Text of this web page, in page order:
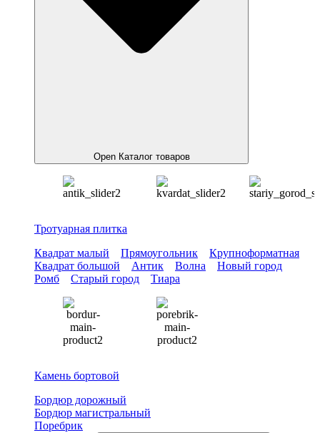
Open Каталог товаров
Тротуарная плитка
Квадрат малый
Прямоугольник
Крупноформатная
Квадрат большой
Антик Волна
Новый город
Ромб
Старый город Тиара
Камень бортовой
Бордюр дорожный
Бордюр магистральный
Поребрик